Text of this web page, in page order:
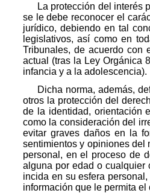
La protección del interés
se le debe reconocer el
jurídico, debiendo en tal
legislativos, así como en
Tribunales, de acuerdo con
actual (tras la Ley Orgánica
infancia y a la adolescencia).
Dicha norma, además,
otros la protección del
de la identidad, orientación
como la consideración del
evitar graves daños en la
sentimientos y opiniones del
personal, en el proceso de
alguna por edad o cualquier
incida en su esfera
información que le permita